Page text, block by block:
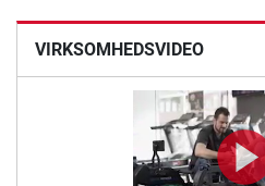
VIRKSOMHEDSVIDEO